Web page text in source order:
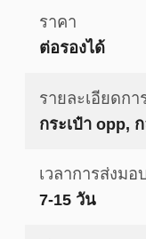
ราคา
ต่อรองได้
รายละเอียดกา
กระเป๋า opp,
เวลาการส่งมอ
7-15 วัน